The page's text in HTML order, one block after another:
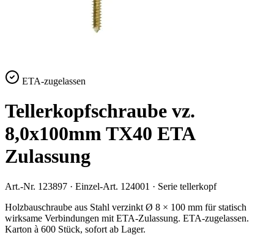
ETA-zugelassen
Tellerkopfschraube vz.
8,0x100mm TX40 ETA
Zulassung
Art.-Nr. 123897 · Einzel-Art. 124001 · Serie tellerkopf
Holzbauschraube aus Stahl verzinkt Ø 8 × 100 mm für statisch
wirksame Verbindungen mit ETA-Zulassung. ETA-zugelassen.
Karton à 600 Stück, sofort ab Lager.